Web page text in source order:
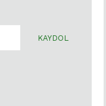
KAYDOL